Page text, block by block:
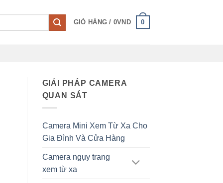
GIỎ HÀNG / 0VND 0
GIẢI PHÁP CAMERA
QUAN SÁT
Camera Mini Xem Từ Xa Cho
Gia Đình Và Cửa Hàng
Camera ngụy trang
xem từ xa